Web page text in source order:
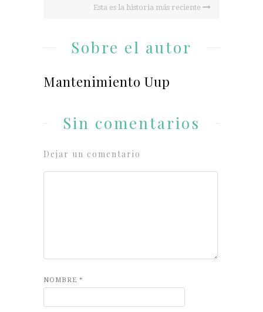
Esta es la historia más reciente
Sobre el autor
Mantenimiento Uup
Sin comentarios
Dejar un comentario
NOMBRE *